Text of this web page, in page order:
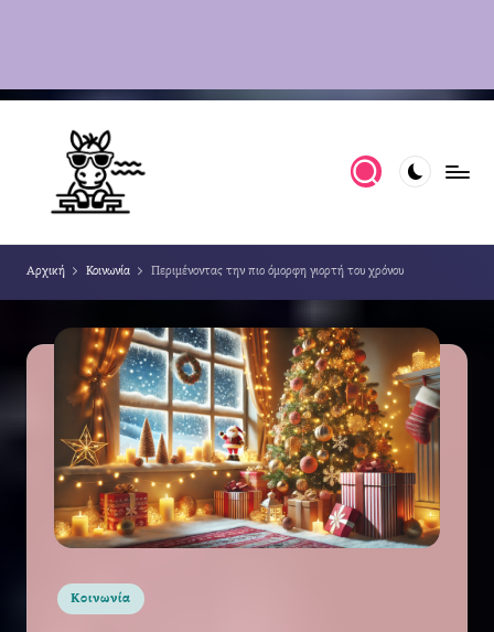
Αρχική Κοινωνία Περιμένοντας την πιο όμορφη γιορτή του χρόνου
Αναρτήθηκε
σε
Κοινωνία